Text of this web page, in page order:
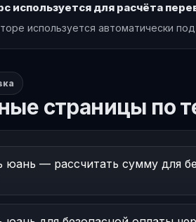
используется для расчёта
используется автоматически
страницы по
юань — рассчитать сумму для